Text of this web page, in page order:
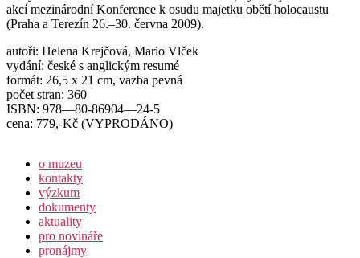
akcí mezinárodní Konference k osudu majetku obětí holocaustu
(Praha a Terezín 26.–30. června 2009).
autoři: Helena Krejčová, Mario Vlček
vydání: české s anglickým resumé
formát: 26,5 x 21 cm, vazba pevná
počet stran: 360
ISBN: 978—80-86904—24-5
cena: 779,-Kč (VYPRODÁNO)
o muzeu
kontakty
výzkum
dokumenty
aktuality
pro novináře
pronájmy